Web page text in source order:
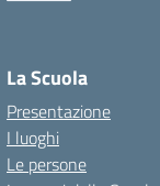
La Scuola
Presentazione
I luoghi
Le persone